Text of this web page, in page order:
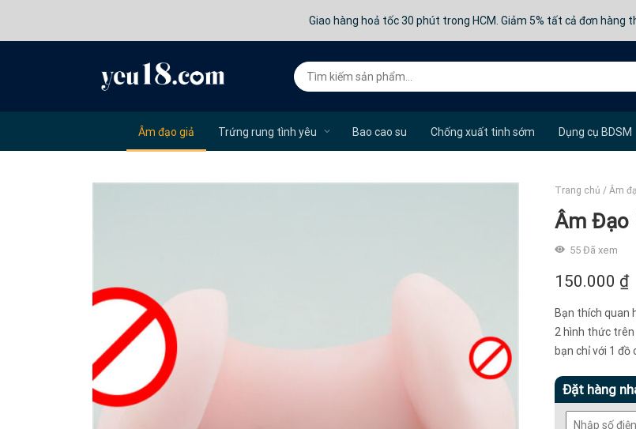
Giao hàng hoả tốc 30 phút trong HCM. Giảm 5% tất cả đơn hàng
Âm đạo giả Trứng rung tình yêu Bao cao su Chống xuất tinh sớm Dụng cụ BDSM
Trang chủ / Âm
Âm Đạo
55 Đã xem
150.000 ₫
Bạn thích quan
2 hình thức trên
bạn chỉ với 1 đồ
Đặt hàng